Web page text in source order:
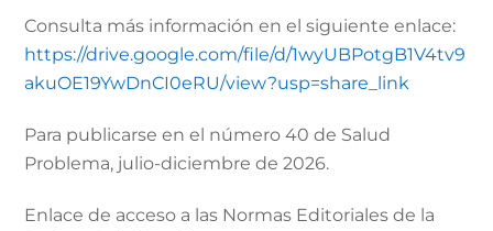
Consulta más información en el siguiente enlace:
https://drive.google.com/file/d/1wyUBPotgB1V4tv9
akuOE19YwDnCI0eRU/view?usp=share_link
Para publicarse en el número 40 de Salud
Problema, julio-diciembre de 2026.
Enlace de acceso a las Normas Editoriales de la